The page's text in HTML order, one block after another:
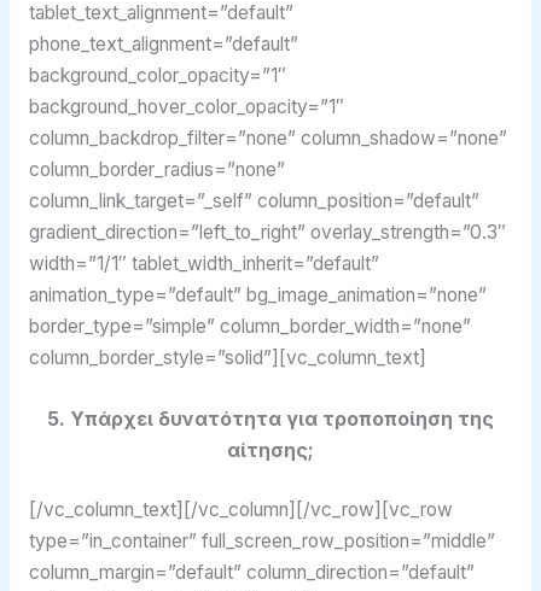
tablet_text_alignment=”default”
phone_text_alignment=”default”
background_color_opacity=”1″
background_hover_color_opacity=”1″
column_backdrop_filter=”none” column_shadow=”none”
column_border_radius=”none”
column_link_target=”_self” column_position=”default”
gradient_direction=”left_to_right” overlay_strength=”0.3″
width=”1/1″ tablet_width_inherit=”default”
animation_type=”default” bg_image_animation=”none”
border_type=”simple” column_border_width=”none”
column_border_style=”solid”][vc_column_text]
5. Υπάρχει δυνατότητα για τροποποίηση της
αίτησης;
[/vc_column_text][/vc_column][/vc_row][vc_row
type=”in_container” full_screen_row_position=”middle”
column_margin=”default” column_direction=”default”